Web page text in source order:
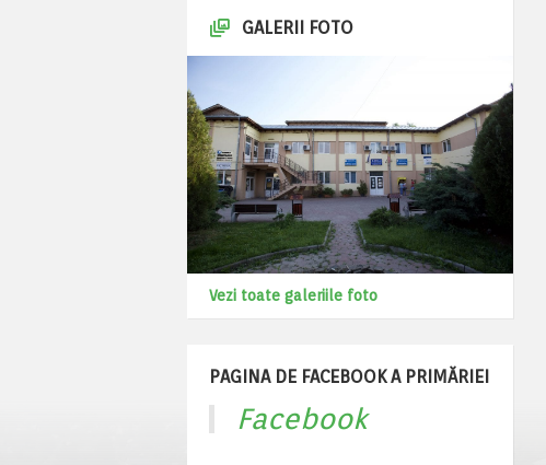
GALERII FOTO
Vezi toate galeriile foto
PAGINA DE FACEBOOK A PRIMĂRIEI
Facebook